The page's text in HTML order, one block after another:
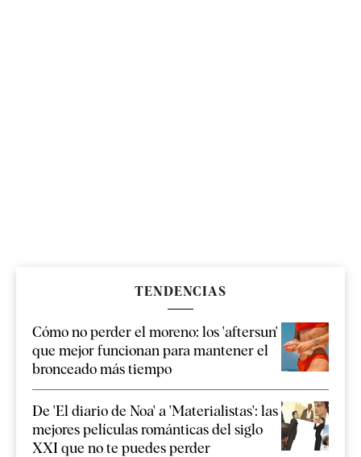
TENDENCIAS
Cómo no perder el moreno: los 'aftersun'
que mejor funcionan para mantener el
bronceado más tiempo
De 'El diario de Noa' a 'Materialistas': las
mejores películas románticas del siglo
XXI que no te puedes perder